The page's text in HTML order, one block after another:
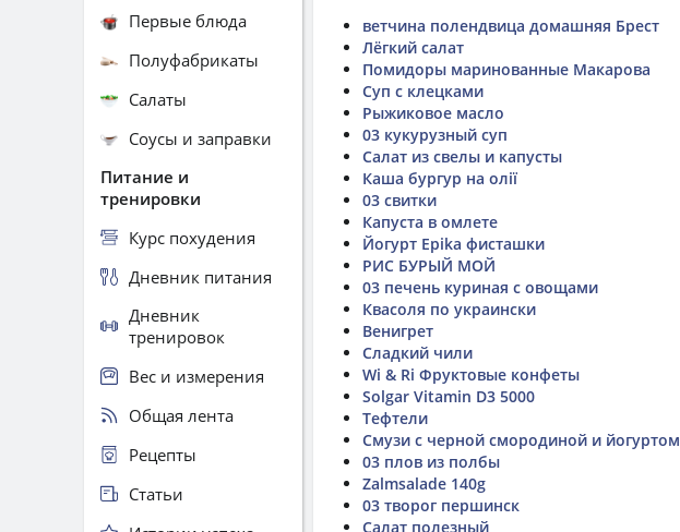
ветчина полендвица домашняя Брест
Лёгкий салат
Помидоры маринованные Макарова
Суп с клецками
Рыжиковое масло
03 кукурузный суп
Салат из свелы и капусты
Каша бургур на олії
03 свитки
Капуста в омлете
Йогурт Epika фисташки
РИС БУРЫЙ МОЙ
03 печень куриная с овощами
Квасоля по украински
Венигрет
Сладкий чили
Wi & Ri Фруктовые конфеты
Solgar Vitamin D3 5000
Тефтели
Смузи с черной смородиной и йогуртом
03 плов из полбы
Zalmsalade 140g
03 творог першинск
Салат полезный
Первые блюда
Полуфабрикаты
Салаты
Соусы и заправки
Питание и
тренировки
Курс похудения
Дневник питания
Дневник
тренировок
Вес и измерения
Общая лента
Рецепты
Статьи